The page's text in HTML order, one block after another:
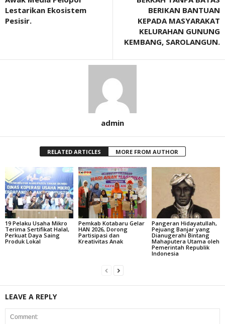
Lestarikan Ekosistem
Pesisir.
BERIKAN BANTUAN
KEPADA MASYARAKAT
KELURAHAN GUNUNG
KEMBANG, SAROLANGUN.
admin
RELATED ARTICLES MORE FROM AUTHOR
19 Pelaku Usaha Mikro
Terima Sertifikat Halal,
Perkuat Daya Saing
Produk Lokal
Pemkab Kotabaru Gelar
HAN 2026, Dorong
Partisipasi dan
Kreativitas Anak
Pangeran Hidayatullah,
Pejuang Banjar yang
Dianugerahi Bintang
Mahaputera Utama oleh
Pemerintah Republik
Indonesia
LEAVE A REPLY